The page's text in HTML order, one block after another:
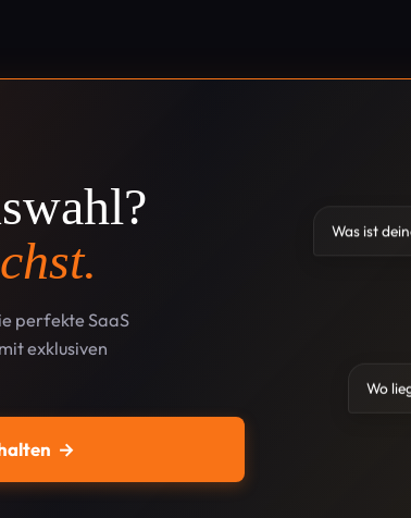
perfekte SaaS
exklusiven
→
Was ist
Wo